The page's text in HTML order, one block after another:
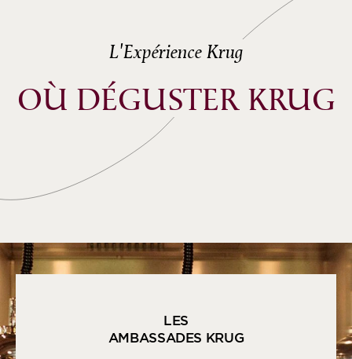
L'Expérience Krug
OÙ DÉGUSTER KRUG
LES
AMBASSADES KRUG